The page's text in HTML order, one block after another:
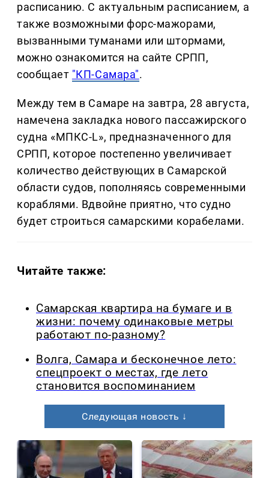
расписанию. С актуальным расписанием, а
также возможными форс-мажорами,
вызванными туманами или штормами,
можно ознакомится на сайте СРПП,
сообщает "КП-Самара".
Между тем в Самаре на завтра, 28 августа,
намечена закладка нового пассажирского
судна «МПКС-L», предназначенного для
СРПП, которое постепенно увеличивает
количество действующих в Самарской
области судов, пополняясь современными
кораблями. Вдвойне приятно, что судно
будет строиться самарскими корабелами.
Читайте также:
Самарская квартира на бумаге и в
жизни: почему одинаковые метры
работают по-разному?
Волга, Самара и бесконечное лето:
спецпроект о местах, где лето
становится воспоминанием
Следующая новость ↓